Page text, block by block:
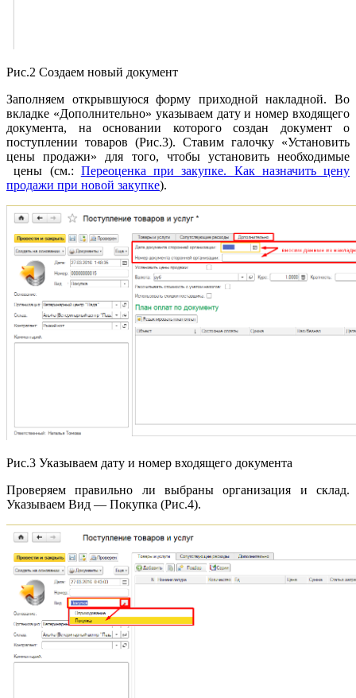
Рис.2 Создаем новый документ
Заполняем открывшуюся форму приходной накладной. Во
вкладке «Дополнительно» указываем дату и номер входящего
документа, на основании которого создан документ о
поступлении товаров (Рис.3). Ставим галочку «Установить
цены продажи» для того, чтобы установить необходимые
цены (см.: Переоценка при закупке. Как назначить цену
продажи при новой закупке).
Рис.3 Указываем дату и номер входящего документа
Проверяем правильно ли выбраны организация и склад.
Указываем Вид — Покупка (Рис.4).